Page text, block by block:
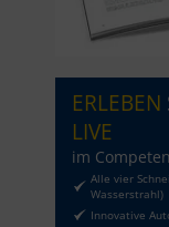
ERLEBEN
LIVE
im
Alle vier
Wasserstrahl)
Innovative